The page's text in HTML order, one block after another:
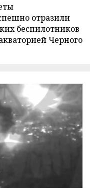
отразили
беспилотников
Черного